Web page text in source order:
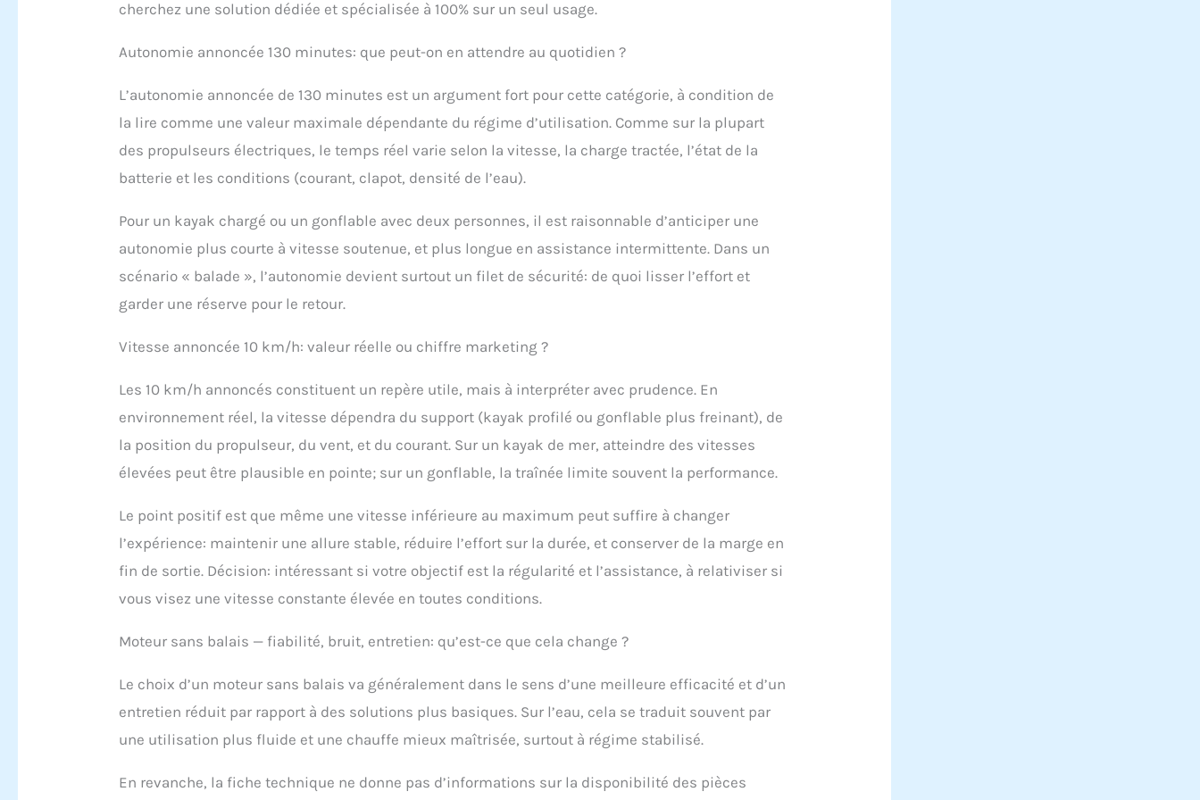
cherchez une solution dédiée et spécialisée à 100% sur un seul usage.
Autonomie annoncée 130 minutes: que peut-on en attendre au quotidien ?
L’autonomie annoncée de 130 minutes est un argument fort pour cette catégorie, à condition de
la lire comme une valeur maximale dépendante du régime d’utilisation. Comme sur la plupart
des propulseurs électriques, le temps réel varie selon la vitesse, la charge tractée, l’état de la
batterie et les conditions (courant, clapot, densité de l’eau).
Pour un kayak chargé ou un gonflable avec deux personnes, il est raisonnable d’anticiper une
autonomie plus courte à vitesse soutenue, et plus longue en assistance intermittente. Dans un
scénario « balade », l’autonomie devient surtout un filet de sécurité: de quoi lisser l’effort et
garder une réserve pour le retour.
Vitesse annoncée 10 km/h: valeur réelle ou chiffre marketing ?
Les 10 km/h annoncés constituent un repère utile, mais à interpréter avec prudence. En
environnement réel, la vitesse dépendra du support (kayak profilé ou gonflable plus freinant), de
la position du propulseur, du vent, et du courant. Sur un kayak de mer, atteindre des vitesses
élevées peut être plausible en pointe; sur un gonflable, la traînée limite souvent la performance.
Le point positif est que même une vitesse inférieure au maximum peut suffire à changer
l’expérience: maintenir une allure stable, réduire l’effort sur la durée, et conserver de la marge en
fin de sortie. Décision: intéressant si votre objectif est la régularité et l’assistance, à relativiser si
vous visez une vitesse constante élevée en toutes conditions.
Moteur sans balais — fiabilité, bruit, entretien: qu’est-ce que cela change ?
Le choix d’un moteur sans balais va généralement dans le sens d’une meilleure efficacité et d’un
entretien réduit par rapport à des solutions plus basiques. Sur l’eau, cela se traduit souvent par
une utilisation plus fluide et une chauffe mieux maîtrisée, surtout à régime stabilisé.
En revanche, la fiche technique ne donne pas d’informations sur la disponibilité des pièces